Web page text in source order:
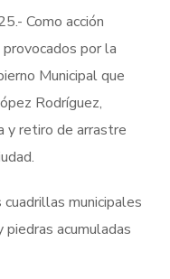
Como acción
por la
Municipal que
Rodríguez,
y retiro de arrastre
municipales
acumuladas